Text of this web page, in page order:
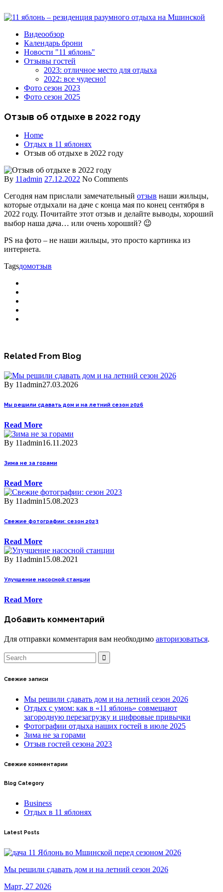
Видеообзор
Календарь брони
Новости "11 яблонь"
Отзывы гостей
2023: отличное место для отдыха
2022: все чудесно!
Фото сезон 2023
Фото сезон 2025
Отзыв об отдыхе в 2022 году
Home
Отдых в 11 яблонях
Отзыв об отдыхе в 2022 году
By 11admin 27.12.2022 No Comments
Сегодня нам прислали замечательный отзыв наши жильцы,
которые отдыхали на даче с конца мая по конец сентября в
2022 году. Почитайте этот отзыв и делайте выводы, хороший
выбор наша дача… или очень хороший? 😉
PS на фото – не наши жильцы, это просто картинка из
интернета.
Tagsдомотзыв
Related From Blog
By 11admin27.03.2026
Мы решили сдавать дом и на летний сезон 2026
Read More
By 11admin16.11.2023
Зима не за горами
Read More
By 11admin15.08.2023
Свежие фотографии: сезон 2023
Read More
By 11admin15.08.2021
Улучшение насосной станции
Read More
Добавить комментарий
Для отправки комментария вам необходимо авторизоваться.
Свежие записи
Мы решили сдавать дом и на летний сезон 2026
Отдых с умом: как в «11 яблонь» совмещают
загородную перезагрузку и цифровые привычки
Фотографии отдыха наших гостей в июле 2025
Зима не за горами
Отзыв гостей сезона 2023
Свежие комментарии
Blog Category
Business
Отдых в 11 яблонях
Latest Posts
Мы решили сдавать дом и на летний сезон 2026
Март, 27 2026